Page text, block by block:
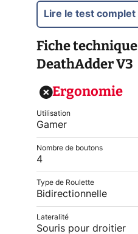
Lire le test complet
Fiche technique
DeathAdder V3
Ergonomie
Utilisation
Gamer
Nombre de boutons
4
Type de Roulette
Bidirectionnelle
Lateralité
Souris pour droitier